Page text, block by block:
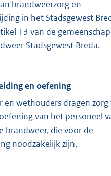
brandweerzorg en
in het Stadsgewest
13 van de
Stadsgewest Breda.
en oefening
en wethouders dragen zorg
van het personeel
brandweer, die voor de
noodzakelijk zijn.